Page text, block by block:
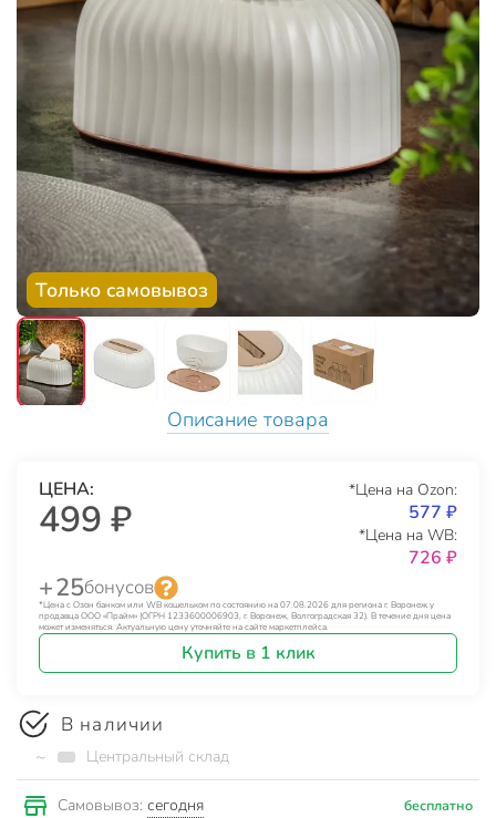
Только самовывоз
Описание товара
ЦЕНА:
499 ₽
*Цена на Ozon:
577 ₽
*Цена на WB:
726 ₽
+ 25бонусов
*Цена с Озон банком или WB кошельком по состоянию на 07.08.2026 для региона г. Воронеж у
продавца ООО «Прайм» (ОГРН 1233600006903, г. Воронеж, Волгоградская 32). В течение дня цена
может изменяться. Актуальную цену уточняйте на сайте маркетплейса.
Купить в 1 клик
В наличии
~ Центральный склад
Самовывоз: сегодня бесплатно